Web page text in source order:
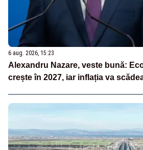
6 aug. 2026, 15:23
Alexandru Nazare, veste bună:
crește în 2027, iar inflația va